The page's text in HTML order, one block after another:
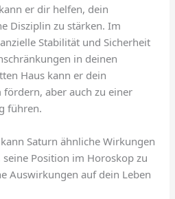
er dir helfen, dein
Disziplin zu stärken. Im
Stabilität und Sicherheit
in deinen
Haus kann er dein
aber auch zu einer
führen.
Saturn ähnliche Wirkungen
Position im Horoskop zu
Auswirkungen auf dein Leben